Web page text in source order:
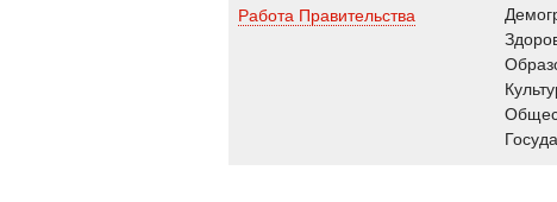
Работа Правительства